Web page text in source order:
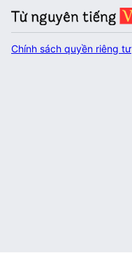
Chính sách quyền riêng tư